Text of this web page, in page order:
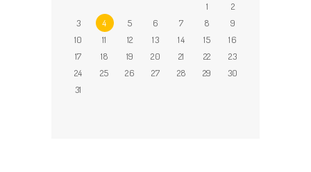
1
2
3
4 5 6 7 8
9
10
11 12 13 14 15
16
17
18 19 20 21 22
23
24
25 26 27 28 29
30
31